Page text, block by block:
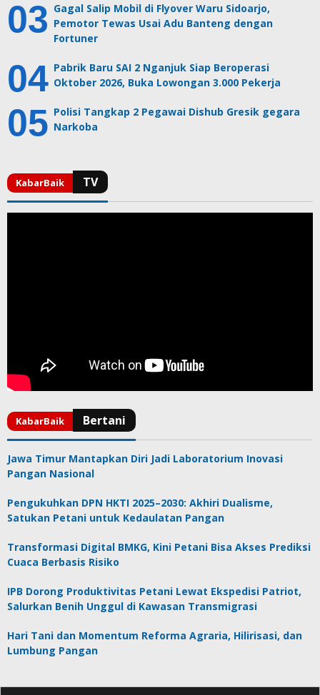
Gagal Salip Mobil di Flyover Waru Sidoarjo,
Pemotor Tewas Usai Adu Banteng dengan
Fortuner
Pabrik Baru SAI 2 Nganjuk Siap Beroperasi
Oktober 2026, Buka Lowongan 3.000 Pekerja
Polisi Tangkap 2 Pegawai Dishub Gresik gegara
Narkoba
Jawa Timur Mantapkan Diri Jadi Laboratorium Inovasi
Pangan Nasional
Pengukuhkan DPN HKTI 2025–2030: Akhiri Dualisme,
Satukan Petani untuk Kedaulatan Pangan
Transformasi Digital BMKG, Kini Petani Bisa Akses Prediksi
Cuaca Berbasis Risiko
IPB Dorong Produktivitas Petani Lewat Ekspedisi Patriot,
Salurkan Benih Unggul di Kawasan Transmigrasi
Hari Tani dan Momentum Reforma Agraria, Hilirisasi, dan
Lumbung Pangan